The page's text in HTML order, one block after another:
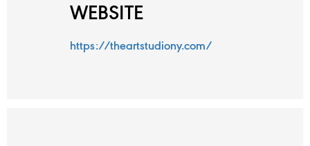
DỊCH
VỤ
WEBSITE
https://theartstudiony.com/